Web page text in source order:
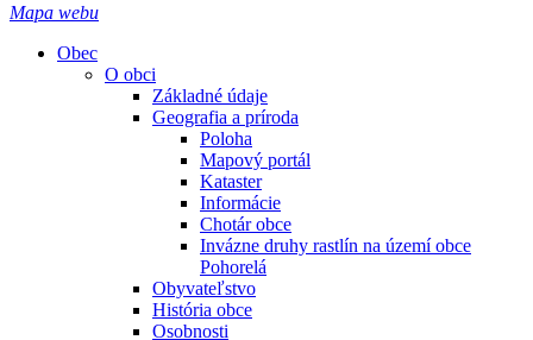
Mapa webu
Obec
O obci
Základné údaje
Geografia a príroda
Poloha
Mapový portál
Kataster
Informácie
Chotár obce
Invázne druhy rastlín na území obce
Pohorelá
Obyvateľstvo
História obce
Osobnosti